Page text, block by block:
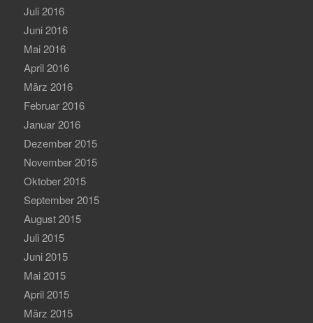
Juli 2016
Juni 2016
Mai 2016
April 2016
März 2016
Februar 2016
Januar 2016
Dezember 2015
November 2015
Oktober 2015
September 2015
August 2015
Juli 2015
Juni 2015
Mai 2015
April 2015
März 2015